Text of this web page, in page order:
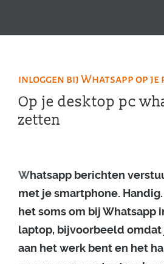
inloggen bij Whatsapp op je
Op je desktop pc
zetten
Whatsapp berichten
met je smartphone.
het soms om bij Whatsapp
laptop, bijvoorbeeld omdat
aan het werk bent en het